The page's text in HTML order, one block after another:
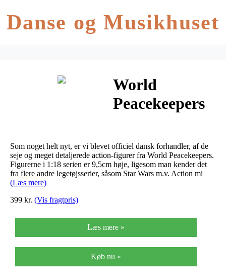
Danse og Musikhuset
World
Peacekeepers
Main Battle
Tank inkl. 3
actionfigurer
Som noget helt nyt, er vi blevet officiel dansk forhandler, af de
seje og meget detaljerede action-figurer fra World Peacekeepers.
Figurerne i 1:18 serien er 9,5cm høje, ligesom man kender det
fra flere andre legetøjsserier, såsom Star Wars m.v. Action mi
(Læs mere)
399 kr. (Vis fragtpris)
Læs mere »
Køb nu »